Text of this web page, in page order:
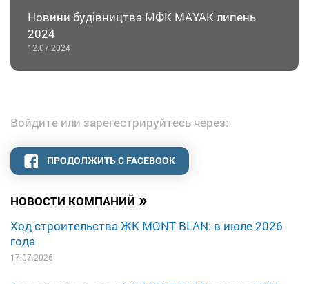
НОВОСТИ КОМПАНИЙ »
Ход строительства ЖК MONT BLAN: в июле 2026
года
17.07.2026
Новини будівництва МФК MAYAK липень
2024
12.07.2024
Войдите или зарегестрируйтесь через:
ПРОДОЛЖИТЬ С FACEBOOK